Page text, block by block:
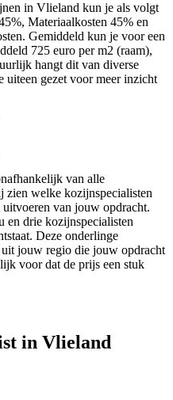
in Vlieland kun je als volgt
Materiaalkosten 45% en
Gemiddeld kun je voor een
725 euro per m2 (raam),
hangt dit van diverse
uiteen gezet voor meer inzicht
van alle
zien welke kozijnspecialisten
van jouw opdracht.
en drie kozijnspecialisten
Deze onderlinge
jouw regio die jouw opdracht
voor dat de prijs een stuk
in Vlieland